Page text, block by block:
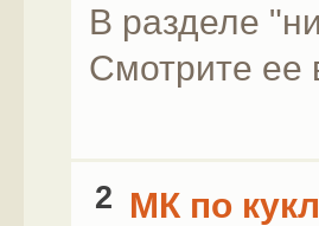
В разделе
Смотрите ее
2 МК по